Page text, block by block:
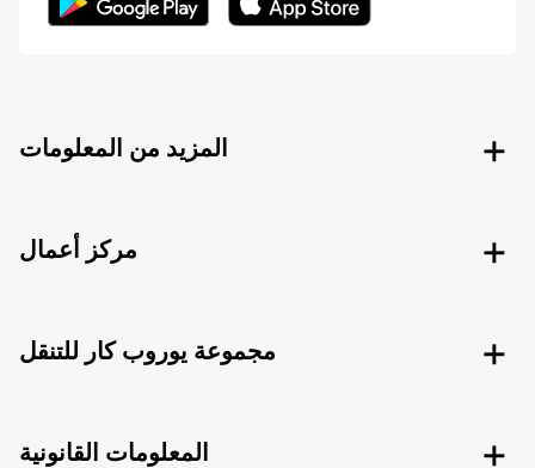
المزيد من المعلومات
مركز أعمال
مجموعة يوروب كار للتنقل
المعلومات القانونية